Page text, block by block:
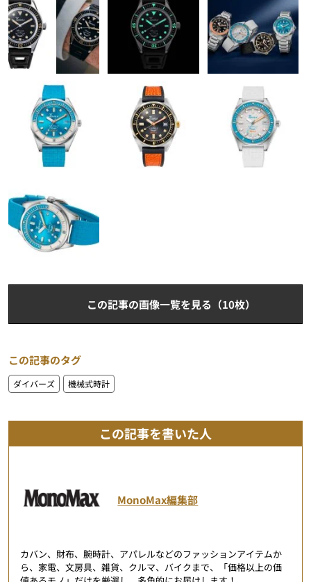
この記事の画像一覧を見る（10枚）
この記事のタグ
ダイバーズ 機械式時計
この記事を書いた人
MonoMax編集部
カバン、財布、腕時計、アパレルなどのファッションアイテムか
ら、家電、文房具、雑貨、クルマ、バイクまで、「価格以上の価